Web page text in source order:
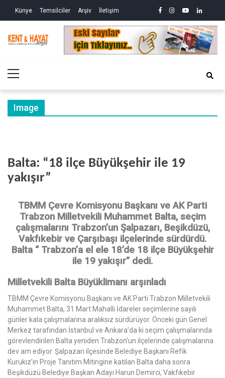
Künye Temsilciler Arşiv İletişim facebook
instagram
youtubelinkedin
ve
Kent&Hayat
Yönetim ve Genel Aktüalite Dergisi
Menu
Image
Balta: “18 ilçe Büyükşehir ile 19
yakışır”
TBMM Çevre Komisyonu Başkanı ve AK Parti
Trabzon Milletvekili Muhammet Balta, seçim
çalışmalarını Trabzon’un Şalpazarı, Beşikdüzü,
Vakfıkebir ve Çarşıbaşı ilçelerinde sürdürdü.
Balta “ Trabzon’a el ele 18’de 18 ilçe Büyükşehir
ile 19 yakışır” dedi.
Milletvekili Balta Büyüklimanı arşınladı
TBMM Çevre Komisyonu Başkanı ve AK Parti Trabzon Milletvekili
Muhammet Balta, 31 Mart Mahalli İdareler seçimlerine sayılı
günler kala çalışmalarına aralıksız sürdürüyor. Önceki gün Genel
Merkez tarafından İstanbul ve Ankara’da ki seçim çalışmalarında
görevlendirilen Balta yeniden Trabzon’un ilçelerinde çalışmalarına
dev am ediyor. Şalpazarı ilçesinde Belediye Başkanı Refik
Kurukız’ın Proje Tanıtım Mitingine katılan Balta daha sonra
Beşikdüzü Belediye Başkan Adayı Harun Demirci, Vakfıkebir